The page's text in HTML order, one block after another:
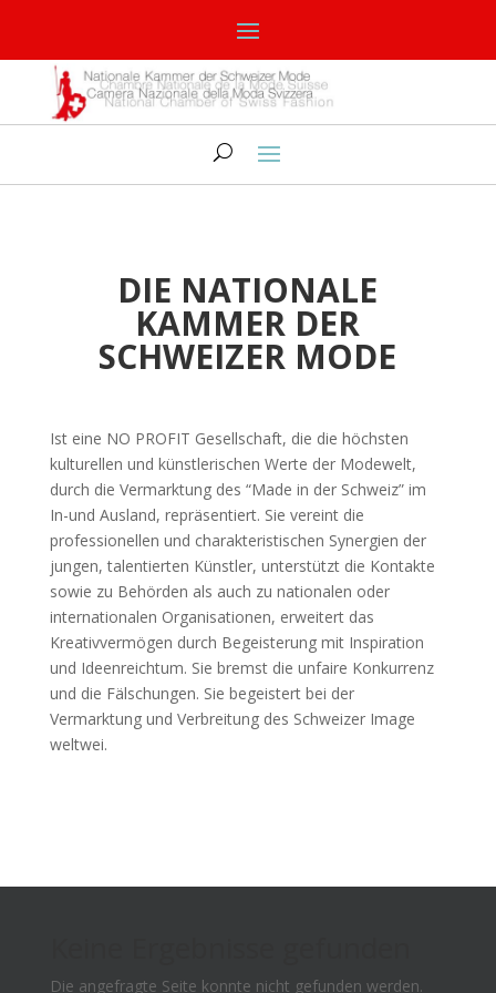
DIE NATIONALE
KAMMER DER
SCHWEIZER MODE
Ist eine NO PROFIT Gesellschaft, die die höchsten
kulturellen und künstlerischen Werte der Modewelt,
durch die Vermarktung des “Made in der Schweiz” im
In-und Ausland, repräsentiert. Sie vereint die
professionellen und charakteristischen Synergien der
jungen, talentierten Künstler, unterstützt die Kontakte
sowie zu Behörden als auch zu nationalen oder
internationalen Organisationen, erweitert das
Kreativvermögen durch Begeisterung mit Inspiration
und Ideenreichtum. Sie bremst die unfaire Konkurrenz
und die Fälschungen. Sie begeistert bei der
Vermarktung und Verbreitung des Schweizer Image
weltwei.
Die angefragte Seite konnte nicht gefunden werden.